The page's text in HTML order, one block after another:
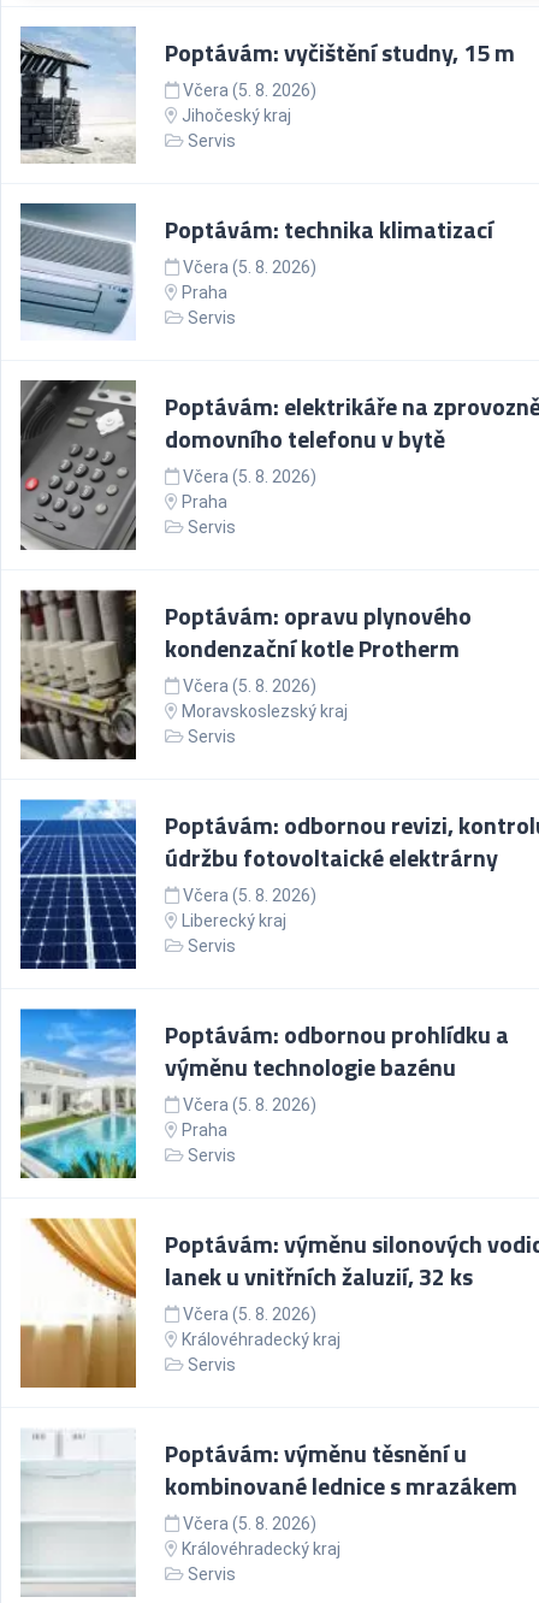
Poptávám: vyčištění studny, 15 m
Včera (5. 8. 2026)
Jihočeský kraj
Servis
Poptávám: technika klimatizací
Včera (5. 8. 2026)
Praha
Servis
Poptávám: elektrikáře na
domovního telefonu v bytě
Včera (5. 8. 2026)
Praha
Servis
Poptávám: opravu plynového
kondenzační kotle Protherm
Včera (5. 8. 2026)
Moravskoslezský kraj
Servis
Poptávám: odbornou revizi,
údržbu fotovoltaické elektrárny
Včera (5. 8. 2026)
Liberecký kraj
Servis
Poptávám: odbornou prohlídku a
výměnu technologie bazénu
Včera (5. 8. 2026)
Praha
Servis
Poptávám: výměnu silonových
lanek u vnitřních žaluzií, 32 ks
Včera (5. 8. 2026)
Královéhradecký kraj
Servis
Poptávám: výměnu těsnění u
kombinované lednice s mrazákem
Včera (5. 8. 2026)
Královéhradecký kraj
Servis